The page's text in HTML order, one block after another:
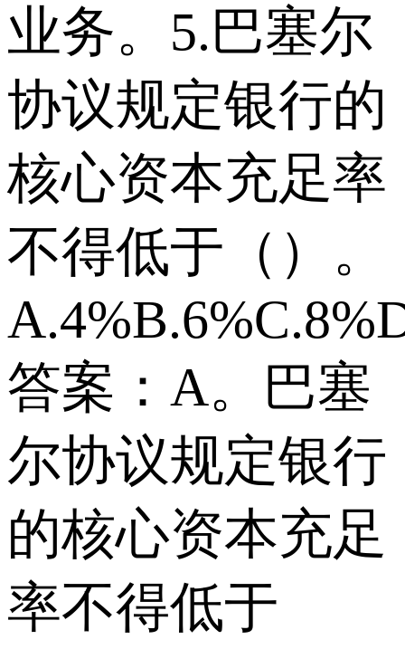
业务。5.巴塞尔
协议规定银行的
核心资本充足率
不得低于（）。
答案：A。巴塞
尔协议规定银行
的核心资本充足
率不得低于